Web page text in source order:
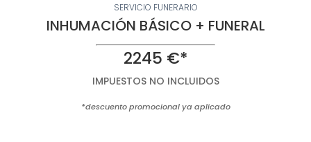
SERVICIO FUNERARIO
INHUMACIÓN BÁSICO + FUNERAL
2245 €*
IMPUESTOS NO INCLUIDOS
*descuento promocional ya aplicado